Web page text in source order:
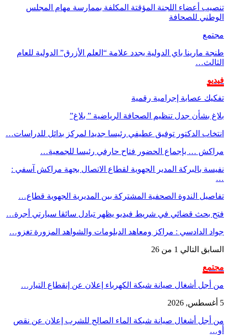
تنصيب أعضاء اللجنة المؤقتة المكلفة بممارسة مهام المجلس
الوطني للصحافة
مجتمع
طنجة مارينا باي الدولية يجدد علامة “العلم الأزرق” الدولية للعام
الثالث…
فيديو
تفكيك عصابة إجرامية رقمية
بلاغ بشأن جدل تنظيم الصحافة الرياضية ” بلاغ”
انتخاب الدكتور توفيق عطيفي رئيسا جديدا لمركز بدائل للدراسات…
مراكش … بإجماع الحضور فتاح حارفي رئيسا للجمعية…
نفيسة بالبركة المدير الجهوية لقطاع الاتصال بجهة مراكش آسفي :
…
تفاصيل الندوة الصحفية المشتركة بين المديرية الجهوية قطاع…
فتح بحث قضائي في شريط فيديو يظهر تبادل سائقا سيارتي أجرة…
جواد الدادسي : مراكز ومعاهد الدبلومات والشواهد المزورة تغزو…
السابق التالي 1 من 26
مجتمع
من أجل أشغال صيانة شبكة الكهرباء إعلان عن إنقطاع التيار…
5 أغسطس, 2026
من أجل أشغال صيانة شبكة الماء الصالح للشرب إعلان عن نقص
أو…